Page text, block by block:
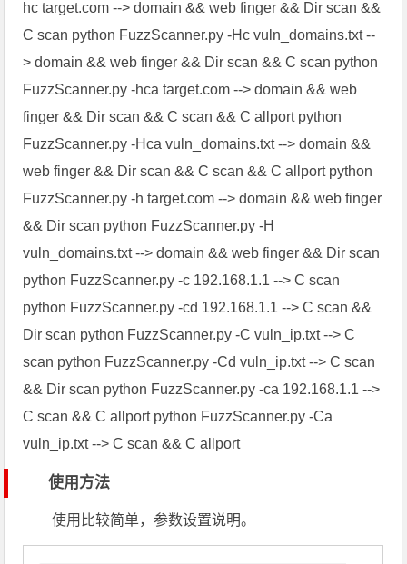
hc target.com --> domain && web finger && Dir scan &&
C scan python FuzzScanner.py -Hc vuln_domains.txt --
> domain && web finger && Dir scan && C scan python
FuzzScanner.py -hca target.com --> domain && web
finger && Dir scan && C scan && C allport python
FuzzScanner.py -Hca vuln_domains.txt --> domain &&
web finger && Dir scan && C scan && C allport python
FuzzScanner.py -h target.com --> domain && web finger
&& Dir scan python FuzzScanner.py -H
vuln_domains.txt --> domain && web finger && Dir scan
python FuzzScanner.py -c 192.168.1.1 --> C scan
python FuzzScanner.py -cd 192.168.1.1 --> C scan &&
Dir scan python FuzzScanner.py -C vuln_ip.txt --> C
scan python FuzzScanner.py -Cd vuln_ip.txt --> C scan
&& Dir scan python FuzzScanner.py -ca 192.168.1.1 -->
C scan && C allport python FuzzScanner.py -Ca
vuln_ip.txt --> C scan && C allport
使用方法
使用比较简单，参数设置说明。